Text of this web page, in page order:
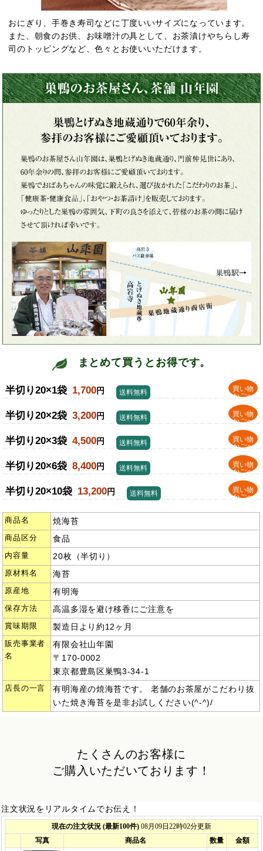
おにぎり、手巻き寿司などに丁度いいサイズになっています。
また、朝食のお供、お味噌汁の具として、お茶漬けやちらし寿
司のトッピングなど、色々とお使いいただけます。
まとめて買うとお得です。
半切り20×1袋 1,700円
買い物
かごへ
送料無料
半切り20×2袋 3,200円
買い物
かごへ
送料無料
半切り20×3袋 4,500円
買い物
かごへ
送料無料
半切り20×6袋 8,400円
買い物
かごへ
送料無料
半切り20×10袋 13,200円
買い物
かごへ
送料無料
商品名 焼海苔
商品区分 食品
内容量 20枚（半切り）
原材料名 海苔
原産地 有明海
保存方法 高温多湿を避け移香にご注意を
賞味期限 製造日より約12ヶ月
販売事業者
名
有限会社山年園
〒170-0002
東京都豊島区巣鴨3-34-1
店長の一言
有明海産の焼海苔です。 老舗のお茶屋がこだわり抜
いた焼き海苔を是非お試しください(^-^)/
たくさんのお客様に
ご購入いただいております！
注文状況をリアルタイムでお伝え！